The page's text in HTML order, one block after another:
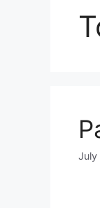
July